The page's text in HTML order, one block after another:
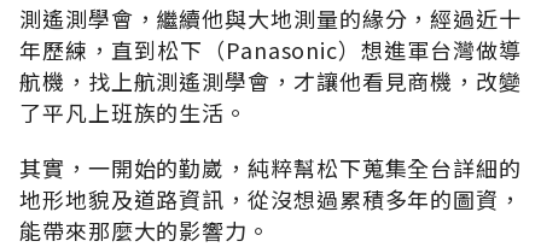
測遙測學會，繼續他與大地測量的緣分，經過近十
年歷練，直到松下（Panasonic）想進軍台灣做導
航機，找上航測遙測學會，才讓他看見商機，改變
了平凡上班族的生活。
其實，一開始的勤崴，純粹幫松下蒐集全台詳細的
地形地貌及道路資訊，從沒想過累積多年的圖資，
能帶來那麼大的影響力。